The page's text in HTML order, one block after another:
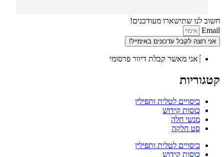
חשוב לנו שתישארו מעודכנים!
Email
אני רוצה לקבל עדכונים באימייל!
אני מאשר קבלת דיוור פרסומי
קטגוריות
כיסויים לטלית ותפילין
כוסות קידוש
מגשי חלה
סט חלקה
כיסויים לטלית ותפילין
כוסות קידוש